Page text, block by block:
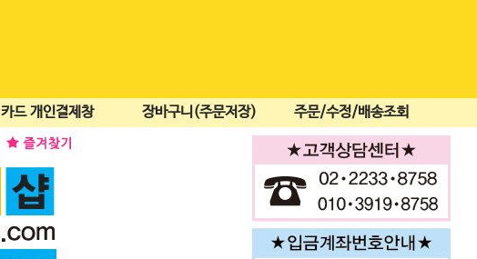
카드 개인결제창 장바구니(주문저장) 주문/수정/배송조회